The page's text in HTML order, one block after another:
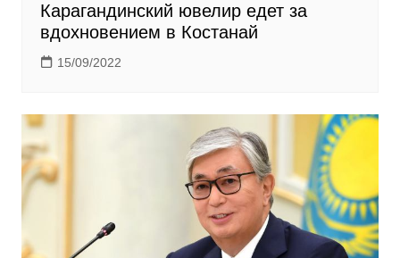
Карагандинский ювелир едет за
вдохновением в Костанай
15/09/2022